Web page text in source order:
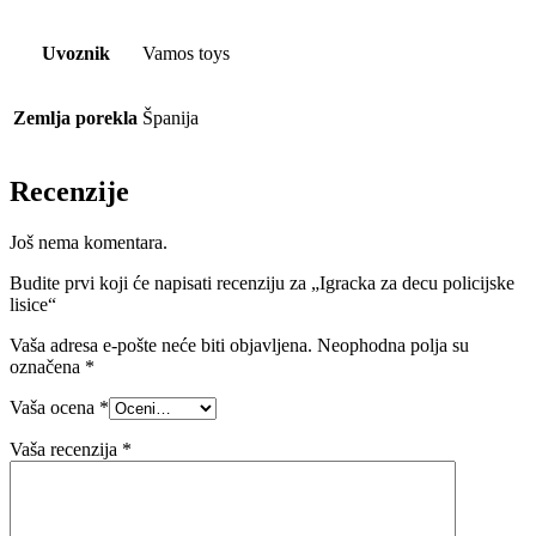
Uvoznik Vamos toys
Zemlja porekla Španija
Recenzije
Još nema komentara.
Budite prvi koji će napisati recenziju za „Igracka za decu policijske
lisice“
Vaša adresa e-pošte neće biti objavljena. Neophodna polja su
označena *
Vaša ocena *
Vaša recenzija *